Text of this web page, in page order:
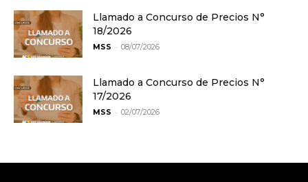
Llamado a Concurso de Precios N°
18/2026
MSS - 08/07/2026
Llamado a Concurso de Precios N°
17/2026
MSS - 02/07/2026